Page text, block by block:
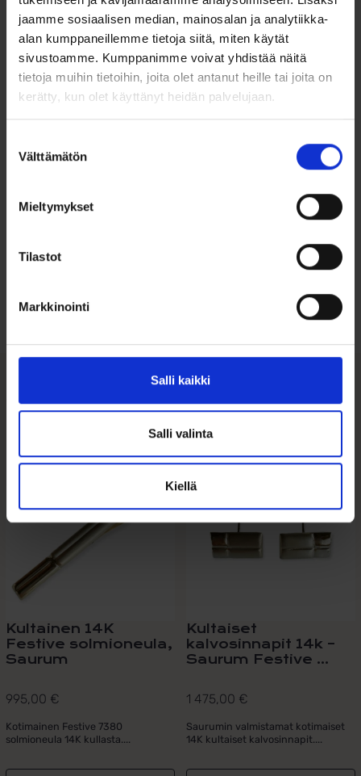
jaamme sosiaalisen median, mainosalan ja analytiikka-
alan kumppaneillemme tietoja siitä, miten käytät
sivustoamme. Kumppanimme voivat yhdistää näitä
tietoja muihin tietoihin, joita olet antanut heille tai joita on
kerätty, kun olet käyttänyt heidän palvelujaan.
valinta
Välttämätön
Mieltymykset
Tilastot
Markkinointi
Salli kaikki
Salli valinta
Kiellä
vahva kotelolukko ja lukon molemmilla puolilla varalukot.
Leveys: 8mm
Materiaali: teräs
Ohjeita sormuksen tai korun
Tutustu myös
Kultainen 14K
Festive solmioneula,
Saurum
995,00 €
Kotimainen Festive 7380
solmioneula 14K kullasta....
Kultaiset
kalvosinnapit 14k –
Saurum Festive ...
1 475,00 €
Saurumin valmistamat kotimaiset
14K kultaiset kalvosinnapit....